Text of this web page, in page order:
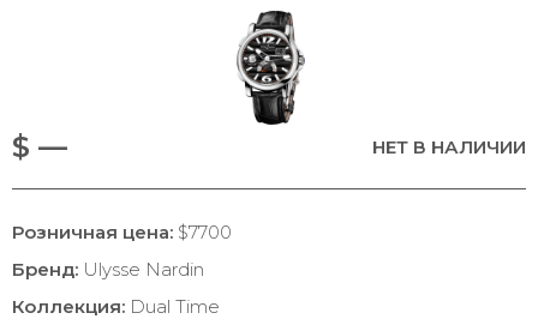
$ — НЕТ В НАЛИЧИИ
Розничная цена: $7700
Бренд: Ulysse Nardin
Коллекция: Dual Time